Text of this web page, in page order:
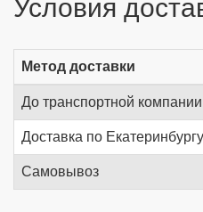
Условия
Метод доставки
До транспортной компании
Доставка по Екатеринбургу
Самовывоз